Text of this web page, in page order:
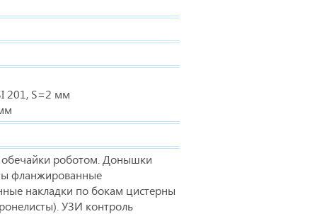
201, S=2 мм
обечайки роботом. Донышки
фланжированные
накладки по бокам цистерны
УЗИ контроль